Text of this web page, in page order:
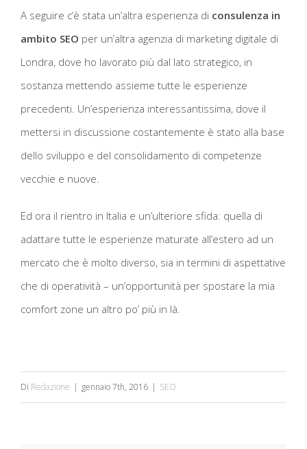
A seguire c’è stata un’altra esperienza di consulenza in
ambito SEO per un’altra agenzia di marketing digitale di
Londra, dove ho lavorato più dal lato strategico, in
sostanza mettendo assieme tutte le esperienze
precedenti. Un’esperienza interessantissima, dove il
mettersi in discussione costantemente è stato alla base
dello sviluppo e del consolidamento di competenze
vecchie e nuove.
Ed ora il rientro in Italia e un’ulteriore sfida: quella di
adattare tutte le esperienze maturate all’estero ad un
mercato che è molto diverso, sia in termini di aspettative
che di operatività – un’opportunità per spostare la mia
comfort zone un altro po’ più in là.
Di Redazione | gennaio 7th, 2016 | SEO